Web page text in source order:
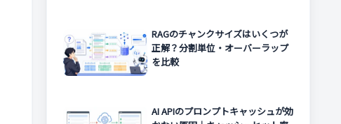
RAGのチャンクサイズはいくつが
正解？分割単位・オーバーラップ
を比較
AI APIのプロンプトキャッシュが効